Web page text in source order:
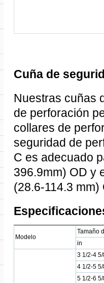
Cuña de
Nuestras cuñas
de perforación
collares de
seguridad de
C es adecuado
396.9mm) OD y
(28.6-114.3 mm)
Modelo
Tamaño
in
3 1/2-4
4 1/2-5
5 1/2-6